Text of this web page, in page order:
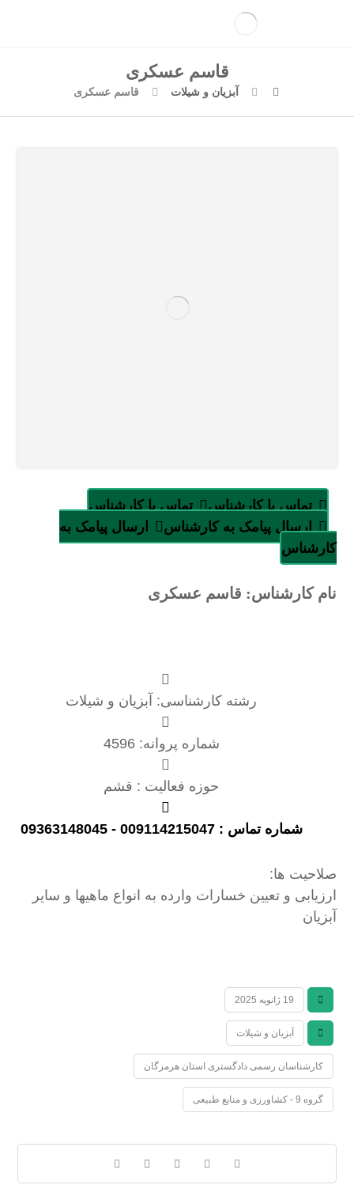
قاسم عسکری
آبزیان و شیلات قاسم عسکری
تماس با کارشناس
تماس با کارشناس
ارسال پیامک به کارشناس
ارسال پیامک به
کارشناس
نام کارشناس: قاسم عسکری
رشته کارشناسی: آبزیان و شیلات
شماره پروانه: 4596
حوزه فعالیت : قشم
شماره تماس : 009114215047 - 09363148045
صلاحیت ها:
ارزیابی و تعیین خسارات وارده به انواع ماهیها و سایر
آبزیان
19 ژانویه 2025
آبزیان و شیلات
کارشناسان رسمی دادگستری استان هرمزگان
گروه 9 - کشاورزی و منابع طبیعی